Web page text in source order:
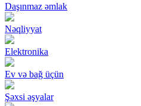
Daşınmaz əmlak
Nəqliyyat
Elektronika
Ev və bağ üçün
Şəxsi əşyalar